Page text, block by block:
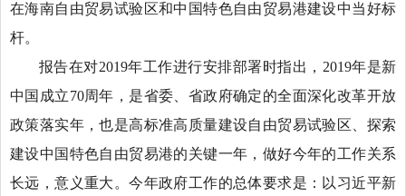
在海南自由贸易试验区和中国特色自由贸易港建设中当好标
杆。
报告在对2019年工作进行安排部署时指出，2019年是新
中国成立70周年，是省委、省政府确定的全面深化改革开放
政策落实年，也是高标准高质量建设自由贸易试验区、探索
建设中国特色自由贸易港的关键一年，做好今年的工作关系
长远，意义重大。今年政府工作的总体要求是：以习近平新